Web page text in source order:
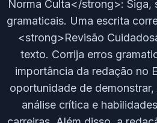
Norma Culta</strong>: Siga,
gramaticais. Uma escrita
<strong>Revisão
texto. Corrija erros
importância da redação no
oportunidade de
análise crítica e